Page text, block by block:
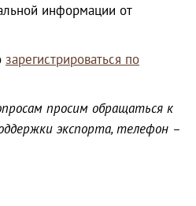
информации от
зарегистрироваться по
просим обращаться к
экспорта, телефон –